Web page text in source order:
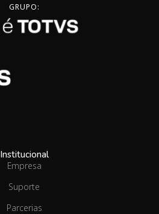
GRUPO:
Institucional
Empresa
Suporte
Parcerias